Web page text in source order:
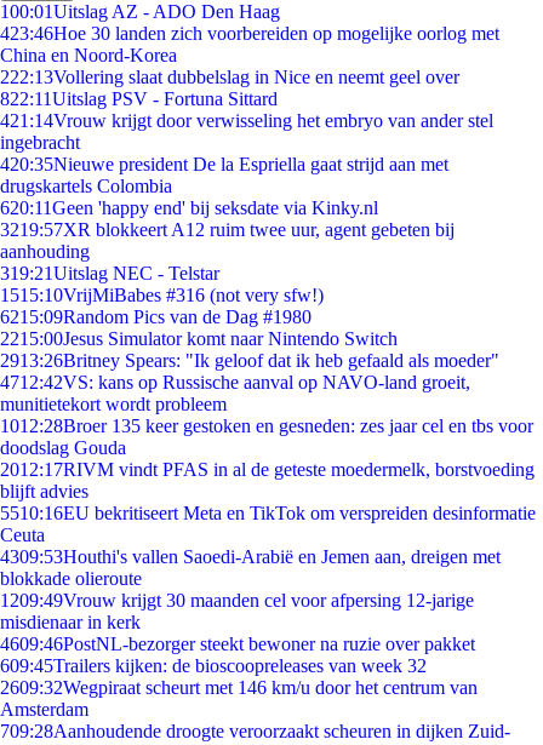
100:01Uitslag AZ - ADO Den Haag
423:46Hoe 30 landen zich voorbereiden op mogelijke oorlog met
China en Noord-Korea
222:13Vollering slaat dubbelslag in Nice en neemt geel over
822:11Uitslag PSV - Fortuna Sittard
421:14Vrouw krijgt door verwisseling het embryo van ander stel
ingebracht
420:35Nieuwe president De la Espriella gaat strijd aan met
drugskartels Colombia
620:11Geen 'happy end' bij seksdate via Kinky.nl
3219:57XR blokkeert A12 ruim twee uur, agent gebeten bij
aanhouding
319:21Uitslag NEC - Telstar
1515:10VrijMiBabes #316 (not very sfw!)
6215:09Random Pics van de Dag #1980
2215:00Jesus Simulator komt naar Nintendo Switch
2913:26Britney Spears: "Ik geloof dat ik heb gefaald als moeder"
4712:42VS: kans op Russische aanval op NAVO-land groeit,
munitietekort wordt probleem
1012:28Broer 135 keer gestoken en gesneden: zes jaar cel en tbs voor
doodslag Gouda
2012:17RIVM vindt PFAS in al de geteste moedermelk, borstvoeding
blijft advies
5510:16EU bekritiseert Meta en TikTok om verspreiden desinformatie
Ceuta
4309:53Houthi's vallen Saoedi-Arabië en Jemen aan, dreigen met
blokkade olieroute
1209:49Vrouw krijgt 30 maanden cel voor afpersing 12-jarige
misdienaar in kerk
4609:46PostNL-bezorger steekt bewoner na ruzie over pakket
609:45Trailers kijken: de bioscoopreleases van week 32
2609:32Wegpiraat scheurt met 146 km/u door het centrum van
Amsterdam
709:28Aanhoudende droogte veroorzaakt scheuren in dijken Zuid-